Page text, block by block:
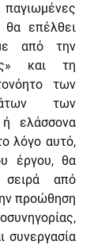
θα επέλθει
από την
και τη
των
των
ελάσσονα
λόγο αυτό,
έργου, θα
σειρά από
προώθηση
συνεργασία